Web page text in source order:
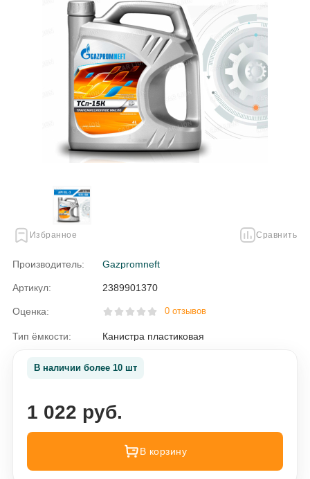
Избранное Сравнить
Производитель: Gazpromneft
Артикул: 2389901370
Оценка: 0 отзывов
Тип ёмкости: Канистра пластиковая
В наличии более 10 шт
1 022 руб.
В корзину